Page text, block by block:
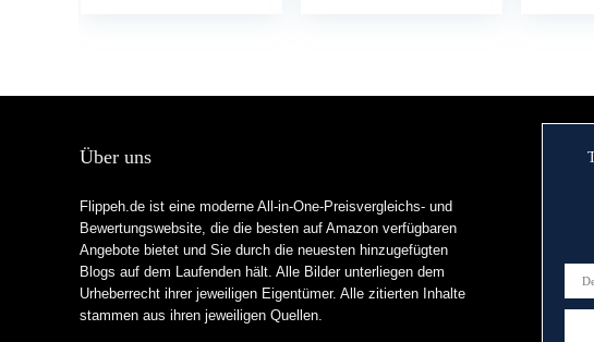
Über uns
Flippeh.de ist eine moderne All-in-One-Preisvergleichs- und
Bewertungswebsite, die die besten auf Amazon verfügbaren
Angebote bietet und Sie durch die neuesten hinzugefügten
Blogs auf dem Laufenden hält. Alle Bilder unterliegen dem
Urheberrecht ihrer jeweiligen Eigentümer. Alle zitierten Inhalte
stammen aus ihren jeweiligen Quellen.